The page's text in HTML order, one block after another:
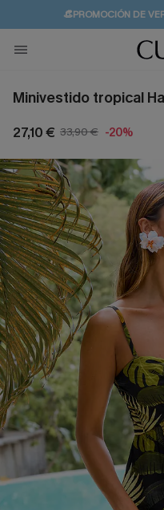
👒PROMOCIÓN DE
🚚ENVÍO
Minivestido tropical
27,10 € 33,90 € -20%